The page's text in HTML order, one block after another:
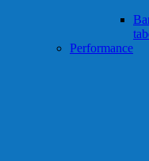
Performance